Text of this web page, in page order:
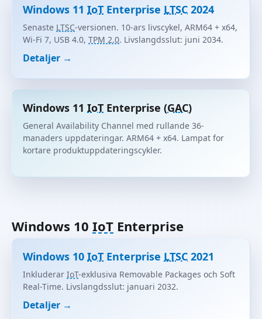
Windows 11 IoT Enterprise LTSC 2024
Senaste LTSC-versionen. 10-ars livscykel, ARM64 + x64,
Wi-Fi 7, USB 4.0, TPM 2.0. Livslangdsslut: juni 2034.
Detaljer →
Windows 11 IoT Enterprise (GAC)
General Availability Channel med rullande 36-
manaders uppdateringar. ARM64 + x64. Lampat for
kortare produktuppdateringscykler.
Windows 10 IoT Enterprise
Windows 10 IoT Enterprise LTSC 2021
Inkluderar IoT-exklusiva Removable Packages och Soft
Real-Time. Livslangdsslut: januari 2032.
Detaljer →